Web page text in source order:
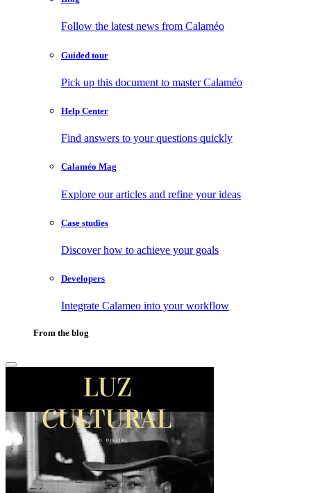
Follow the latest news from Calaméo
Guided tour
Pick up this document to master Calaméo
Help Center
Find answers to your questions quickly
Calaméo Mag
Explore our articles and refine your ideas
Case studies
Discover how to achieve your goals
Developers
Integrate Calameo into your workflow
From the blog